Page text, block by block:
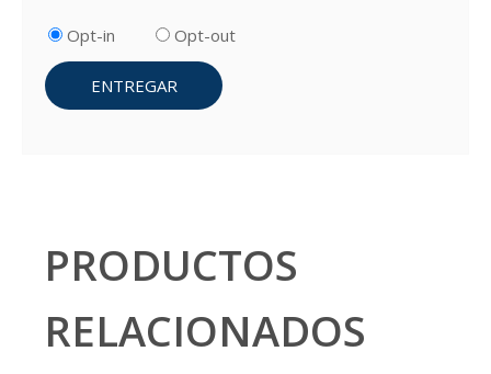
Opt-in Opt-out
ENTREGAR
PRODUCTOS
RELACIONADOS